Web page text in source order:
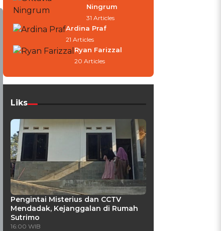
Ningrum
31 Articles
Ardina Praf
21 Articles
Ryan Farizzal
20 Articles
Liks
Pengintai Misterius dan CCTV
Mendadak, Kejanggalan di Rumah
Sutrimo
16:00 WIB